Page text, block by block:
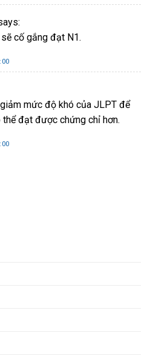
cố gắng đạt N1.
mức độ khó của JLPT để
thể đạt được chứng chỉ hơn.